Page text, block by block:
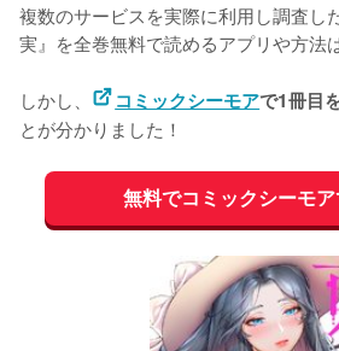
複数のサービスを実際に利用し調査し
実』を全巻無料で読めるアプリや方法
しかし、 コミックシーモアで1冊目
とが分かりました！
無料でコミックシーモ